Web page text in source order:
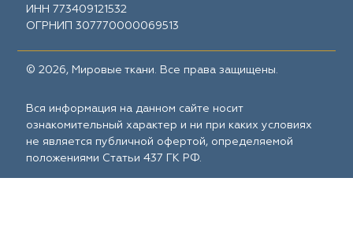
ИНН 773409121532
ОГРНИП 307770000069513
© 2026, Мировые ткани. Все права защищены.
Вся информация на данном сайте носит
ознакомительный характер и ни при каких условиях
не является публичной офертой, определяемой
положениями Статьи 437 ГК РФ.